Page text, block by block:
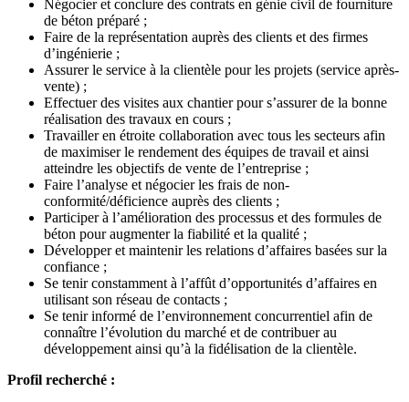
Négocier et conclure des contrats en génie civil de fourniture
de béton préparé ;
Faire de la représentation auprès des clients et des firmes
d’ingénierie ;
Assurer le service à la clientèle pour les projets (service après-
vente) ;
Effectuer des visites aux chantier pour s’assurer de la bonne
réalisation des travaux en cours ;
Travailler en étroite collaboration avec tous les secteurs afin
de maximiser le rendement des équipes de travail et ainsi
atteindre les objectifs de vente de l’entreprise ;
Faire l’analyse et négocier les frais de non-
conformité/déficience auprès des clients ;
Participer à l’amélioration des processus et des formules de
béton pour augmenter la fiabilité et la qualité ;
Développer et maintenir les relations d’affaires basées sur la
confiance ;
Se tenir constamment à l’affût d’opportunités d’affaires en
utilisant son réseau de contacts ;
Se tenir informé de l’environnement concurrentiel afin de
connaître l’évolution du marché et de contribuer au
développement ainsi qu’à la fidélisation de la clientèle.
Profil recherché :